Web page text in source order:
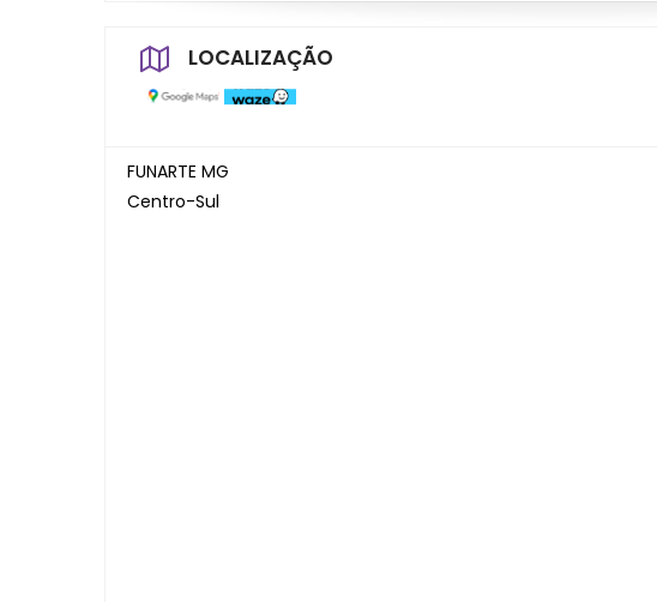
LOCALIZAÇÃO
FUNARTE MG
Centro-Sul